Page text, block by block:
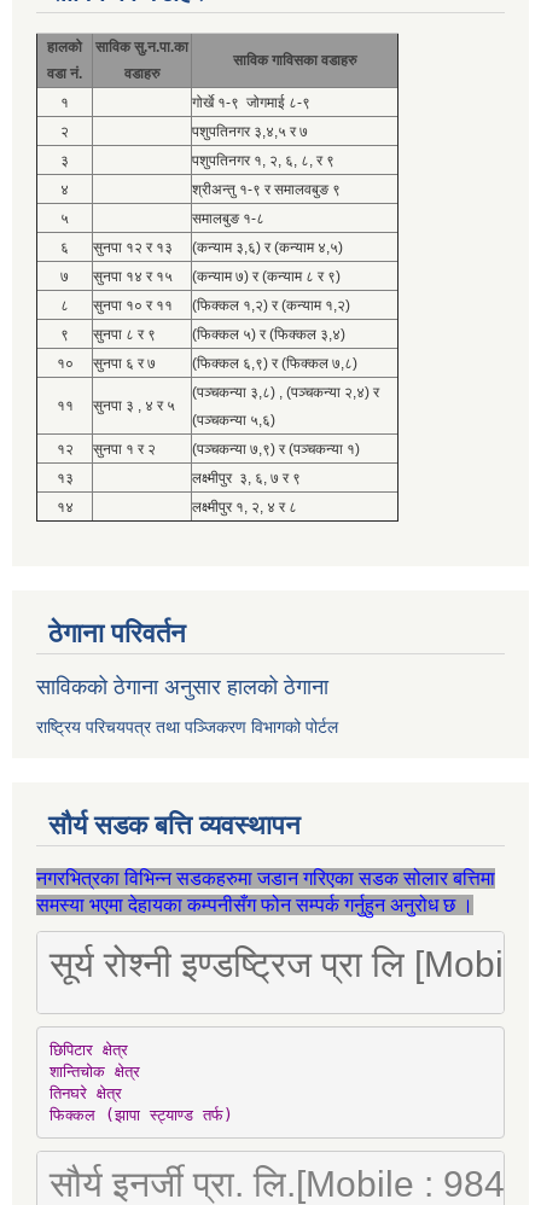
हालको
वडा नं.
साविक सु.न.पा.का
वडाहरु
साविक गाविसका वडाहरु
१
गोर्खे १-९ जोगमाई ८-९
२
पशुपतिनगर ३,४,५ र ७
३
पशुपतिनगर १, २, ६, ८, र ९
४
श्रीअन्तु १-९ र समालवबुङ ९
५
समालबुङ १-८
६
सुनपा १२ र १३
(कन्याम ३,६) र (कन्याम ४,५)
७
सुनपा १४ र १५
(कन्याम ७) र (कन्याम ८ र ९)
८
सुनपा १० र ११
(फिक्कल १,२) र (कन्याम १,२)
९
सुनपा ८ र ९
(फिक्कल ५) र (फिक्कल ३,४)
१०
सुनपा ६ र ७ (फिक्कल ६,९) र (फिक्कल ७,८)
११ सुनपा ३ , ४ र ५
(पञ्चकन्या ३,८) , (पञ्चकन्या २,४) र
(पञ्चकन्या ५,६)
१२
सुनपा १ र २
(पञ्चकन्या ७,९) र (पञ्चकन्या १)
१३
लक्ष्मीपुर ३, ६, ७ र ९
१४
लक्ष्मीपुर १, २, ४ र ८
ठेगाना परिवर्तन
साविकको ठेगाना अनुसार हालको ठेगाना
राष्ट्रिय परिचयपत्र तथा पञ्जिकरण विभागको पोर्टल
सौर्य सडक बत्ति व्यवस्थापन
नगरभित्रका विभिन्न सडकहरुमा जडान गरिएका सडक सोलार बत्तिमा
समस्या भएमा देहायका कम्पनीसँग फोन सम्पर्क गर्नुहुन अनुरोध छ ।
सूर्य रोश्नी इण्डष्ट्रिज प्रा लि
छिपिटार क्षेत्र
शान्तिचोक क्षेत्र
तिनघरे क्षेत्र
फिक्कल (झापा स्ट्याण्ड तर्फ)
सौर्य इनर्जी प्रा. लि.[Mobile :